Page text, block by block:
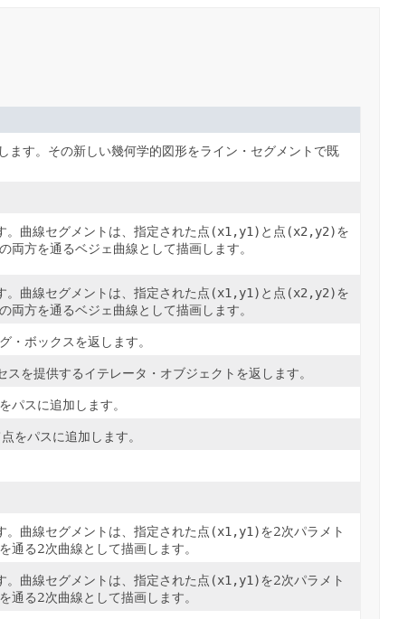
ます。その新しい幾何学的図形をライン・セグメントで既
曲線セグメントは、指定された点 (x1,y1) と点 (x2,y2)を
の両方を通るベジェ曲線として描画します。
曲線セグメントは、指定された点 (x1,y1) と点 (x2,y2)を
の両方を通るベジェ曲線として描画します。
・ボックスを返します。
を提供するイテレータ・オブジェクトを返します。
パスに追加します。
をパスに追加します。
曲線セグメントは、指定された点 (x1,y1)を2次パラメト
を通る2次曲線として描画します。
曲線セグメントは、指定された点 (x1,y1)を2次パラメト
を通る2次曲線として描画します。